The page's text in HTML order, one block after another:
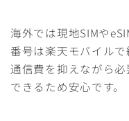
海外では現地SIMや
番号は楽天モバイルで
通信費を抑えながら
できるため安心です。